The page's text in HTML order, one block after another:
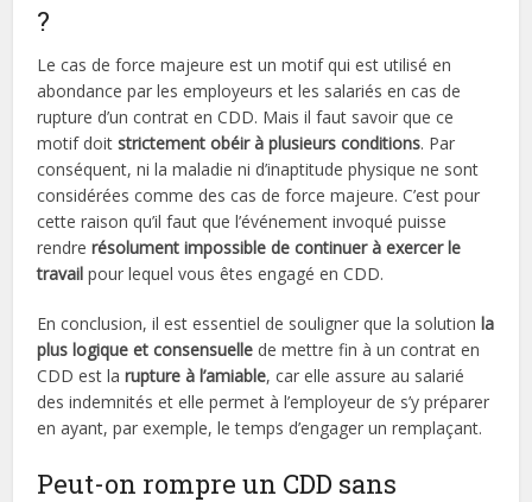
?
Le cas de force majeure est un motif qui est utilisé en
abondance par les employeurs et les salariés en cas de
rupture d’un contrat en CDD. Mais il faut savoir que ce
motif doitstrictement obéir à plusieurs conditions. Par
conséquent, ni la maladie ni d’inaptitude physique ne sont
considérées comme des cas de force majeure. C’est pour
cette raison qu’il faut que l’événement invoqué puisse
rendre résolument impossible de continuer à exercer le
travail pour lequel vous êtes engagé en CDD.
En conclusion, il est essentiel de souligner que la solutionla
plus logique et consensuelle de mettre fin à un contrat en
CDD est la rupture à l’amiable, car elle assure au salarié
des indemnités et elle permet à l’employeur de s’y préparer
en ayant, par exemple, le temps d’engager un remplaçant.
Peut-on rompre un CDD sans